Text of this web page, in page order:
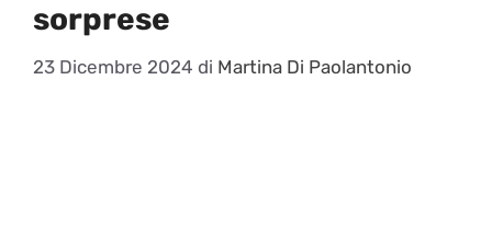
sorprese
23 Dicembre 2024 di Martina Di Paolantonio